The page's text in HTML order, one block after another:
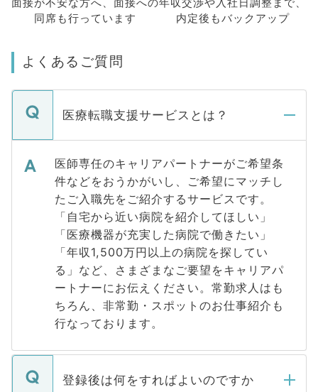
面接が不安な方へ、 面接への
同席も行っています
年収交渉や入社日調整まで、
内定後もバックアップ
よくあるご質問
医療転職支援サービスとは？
医師専任のキャリアパートナーがご希望条
件などをおうかがいし、ご希望にマッチし
たご入職先をご紹介するサービスです。
「自宅から近い病院を紹介してほしい」
「医療機器が充実した病院で働きたい」
「年収1,500万円以上の病院を探してい
る」など、さまざまなご要望をキャリアパ
ートナーにお伝えください。常勤求人はも
ちろん、非常勤・スポットのお仕事紹介も
行なっております。
登録後は何をすればよいのですか